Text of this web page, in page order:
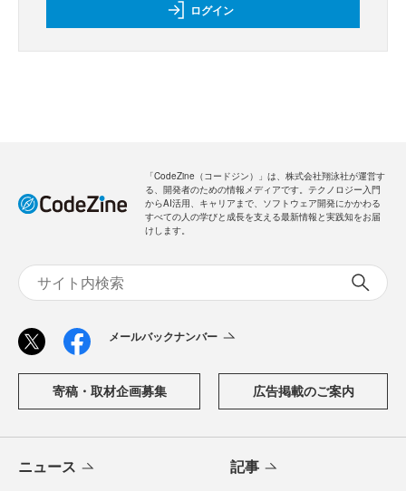
ログイン
「CodeZine（コードジン）」は、株式会社翔泳社が運営す
る、開発者のための情報メディアです。テクノロジー入門
からAI活用、キャリアまで、ソフトウェア開発にかかわる
すべての人の学びと成長を支える最新情報と実践知をお届
けします。
メールバックナンバー
寄稿・取材企画募集 広告掲載のご案内
ニュース 記事